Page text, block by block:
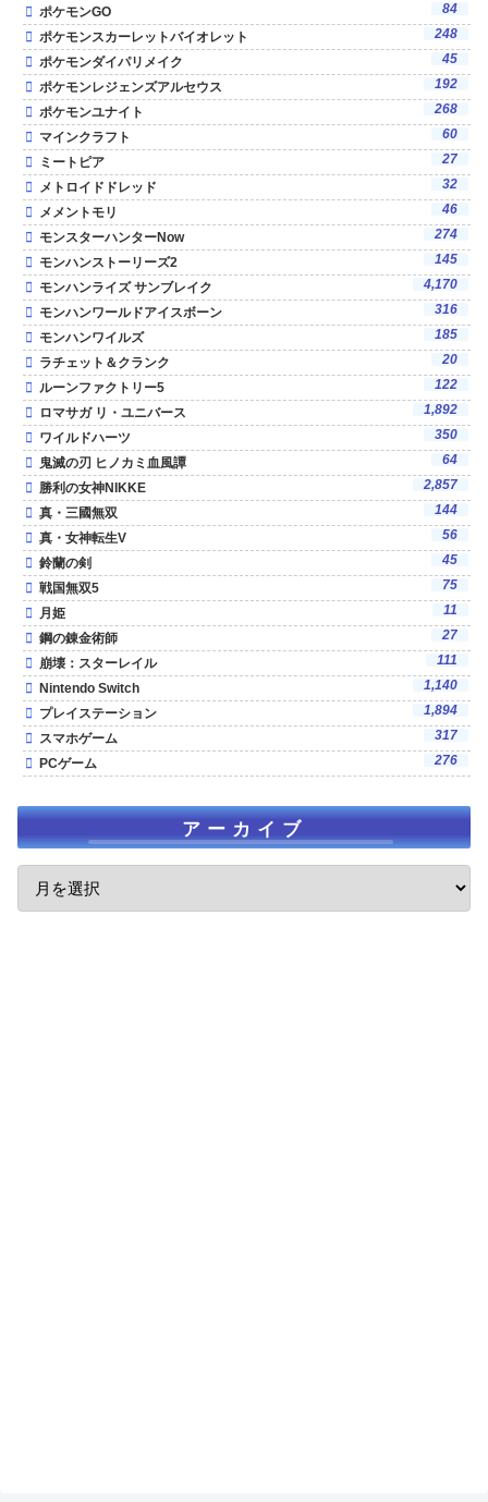
ポケモンGO
84
ポケモンスカーレットバイオレット
248
ポケモンダイパリメイク
45
ポケモンレジェンズアルセウス
192
ポケモンユナイト
268
マインクラフト
60
ミートピア
27
メトロイドドレッド
32
メメントモリ
46
モンスターハンターNow
274
モンハンストーリーズ2
145
モンハンライズ サンブレイク
4,170
モンハンワールドアイスボーン
316
モンハンワイルズ
185
ラチェット＆クランク
20
ルーンファクトリー5
122
ロマサガ リ・ユニバース
1,892
ワイルドハーツ
350
鬼滅の刃 ヒノカミ血風譚
64
勝利の女神NIKKE
2,857
真・三國無双
144
真・女神転生V
56
鈴蘭の剣
45
戦国無双5
75
月姫
11
鋼の錬金術師
27
崩壊：スターレイル
111
Nintendo Switch
1,140
プレイステーション
1,894
スマホゲーム
317
PCゲーム
276
アーカイブ